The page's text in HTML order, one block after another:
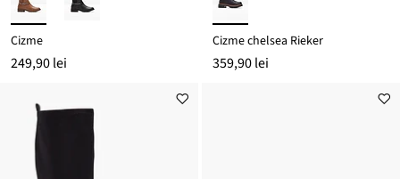
Cizme
249,90 lei
Cizme chelsea Rieker
359,90 lei